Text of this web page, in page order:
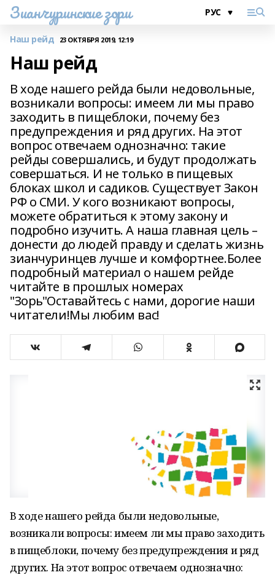
Зианчуринские зори
Наш рейд 23 ОКТЯБРЯ 2019, 12:19
Наш рейд
В ходе нашего рейда были недовольные,
возникали вопросы: имеем ли мы право
заходить в пищеблоки, почему без
предупреждения и ряд других. На этот
вопрос отвечаем однозначно: такие
рейды совершались, и будут продолжать
совершаться. И не только в пищевых
блоках школ и садиков. Существует Закон
РФ о СМИ. У кого возникают вопросы,
можете обратиться к этому закону и
подробно изучить. А наша главная цель –
донести до людей правду и сделать жизнь
зианчуринцев лучше и комфортнее.Более
подробный материал о нашем рейде
читайте в прошлых номерах
"Зорь"Оставайтесь с нами, дорогие наши
читатели!Мы любим вас!
В ходе нашего рейда были недовольные,
возникали вопросы: имеем ли мы право заходить
в пищеблоки, почему без предупреждения и ряд
других. На этот вопрос отвечаем однозначно: